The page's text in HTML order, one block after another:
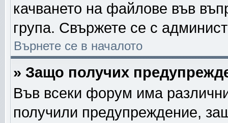
качването на файлове във
група. Свържете се с
Върнете се в началото
» Защо получих
Във всеки форум има
получили предупреждение,